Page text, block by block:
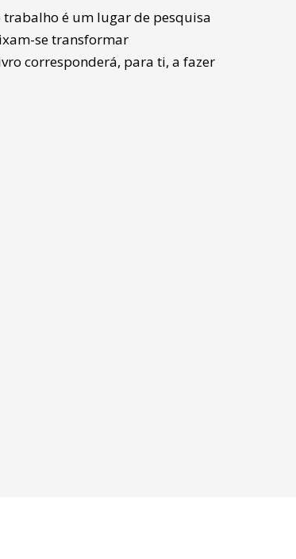
trabalho é um lugar de pesquisa
se transformar
corresponderá, para ti, a fazer